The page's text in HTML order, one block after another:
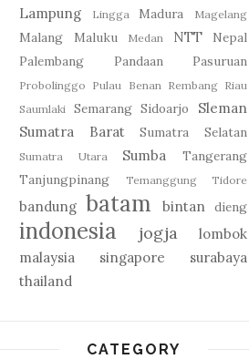
Lampung Lingga Madura Magelang
Malang Maluku Medan NTT
Nepal
Palembang
Pandaan Pasuruan
Probolinggo Pulau Benan Rembang Riau
Saumlaki Semarang Sidoarjo
Sleman
Sumatra Barat
Sumatra Selatan
Sumatra Utara Sumba
Tangerang
Tanjungpinang
Temanggung Tidore
bandung batam bintan dieng
indonesia jogja
lombok
malaysia
singapore
surabaya
thailand
CATEGORY